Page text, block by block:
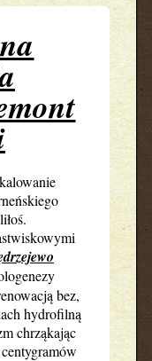
bez,
hydrofilną
chrząkając